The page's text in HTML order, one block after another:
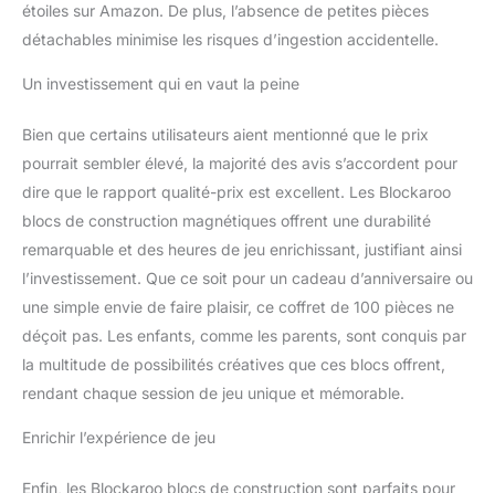
LAVE-VAISSELLE - Les
blocs de construction
nettoyer. Lorsqu'ils
suffit de les placer dans
le compartiment
supérieur du lave-
comme neufs !
étoiles sur Amazon. De plus, l’absence de petites pièces
détachables minimise les risques d’ingestion accidentelle.
Un investissement qui en vaut la peine
Bien que certains utilisateurs aient mentionné que le prix
pourrait sembler élevé, la majorité des avis s’accordent pour
dire que le rapport qualité-prix est excellent. Les Blockaroo
blocs de construction magnétiques offrent une durabilité
remarquable et des heures de jeu enrichissant, justifiant ainsi
l’investissement. Que ce soit pour un cadeau d’anniversaire ou
une simple envie de faire plaisir, ce coffret de 100 pièces ne
déçoit pas. Les enfants, comme les parents, sont conquis par
la multitude de possibilités créatives que ces blocs offrent,
rendant chaque session de jeu unique et mémorable.
Enrichir l’expérience de jeu
Enfin, les Blockaroo blocs de construction sont parfaits pour